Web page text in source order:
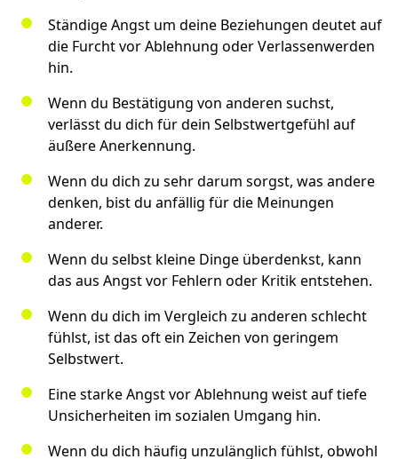
Ständige Angst um deine Beziehungen deutet auf
die Furcht vor Ablehnung oder Verlassenwerden
hin.
Wenn du Bestätigung von anderen suchst,
verlässt du dich für dein Selbstwertgefühl auf
äußere Anerkennung.
Wenn du dich zu sehr darum sorgst, was andere
denken, bist du anfällig für die Meinungen
anderer.
Wenn du selbst kleine Dinge überdenkst, kann
das aus Angst vor Fehlern oder Kritik entstehen.
Wenn du dich im Vergleich zu anderen schlecht
fühlst, ist das oft ein Zeichen von geringem
Selbstwert.
Eine starke Angst vor Ablehnung weist auf tiefe
Unsicherheiten im sozialen Umgang hin.
Wenn du dich häufig unzulänglich fühlst, obwohl